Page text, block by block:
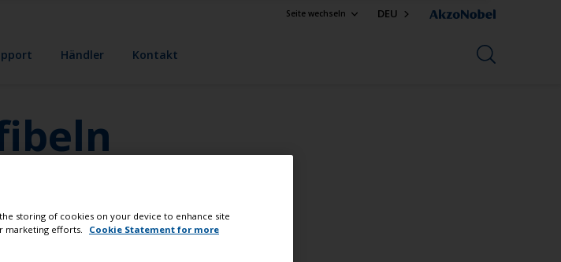
Seite wechseln DEU
Händler Kontakt
Methoden und
Ergebnis.
storing of cookies on your device to enhance site
marketing efforts.
Cookie Statement for more